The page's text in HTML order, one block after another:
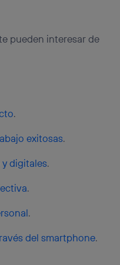
pueden interesar de
.
exitosas.
digitales.
.
.
del smartphone.
miembros del hogar
de esta página web o
consulta